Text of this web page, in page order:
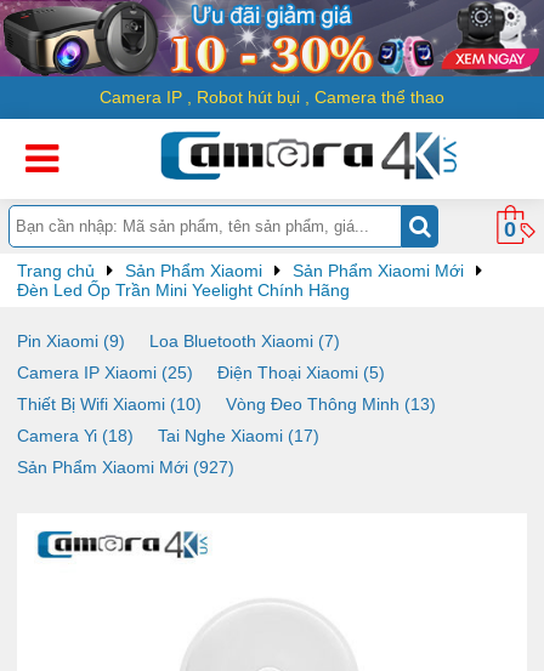
Camera IP Robot hút bụi Camera thể thao
0
Trang chủ Sản Phẩm Xiaomi
Sản Phẩm Xiaomi Mới
Đèn Led Ốp Trần Mini Yeelight Chính Hãng
Pin Xiaomi (9)
Loa Bluetooth Xiaomi (7)
Camera IP Xiaomi (25)
Điện Thoại Xiaomi (5)
Thiết Bị Wifi Xiaomi (10)
Vòng Đeo Thông Minh (13)
Camera Yi (18)
Tai Nghe Xiaomi (17)
Sản Phẩm Xiaomi Mới (927)